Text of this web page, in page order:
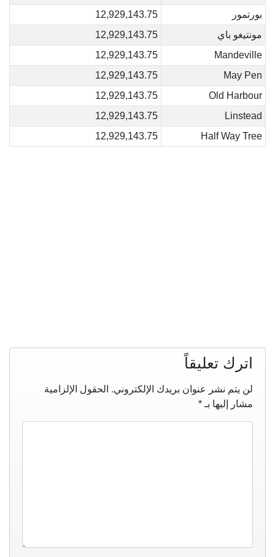
بورتمور
12,929,143.75
مونتيغو باي
12,929,143.75
Mandeville
12,929,143.75
May Pen
12,929,143.75
Old Harbour
12,929,143.75
Linstead
12,929,143.75
Half Way Tree
12,929,143.75
اترك تعليقاً
لن يتم نشر عنوان بريدك الإلكتروني. الحقول الإلزامية
مشار إليها بـ *